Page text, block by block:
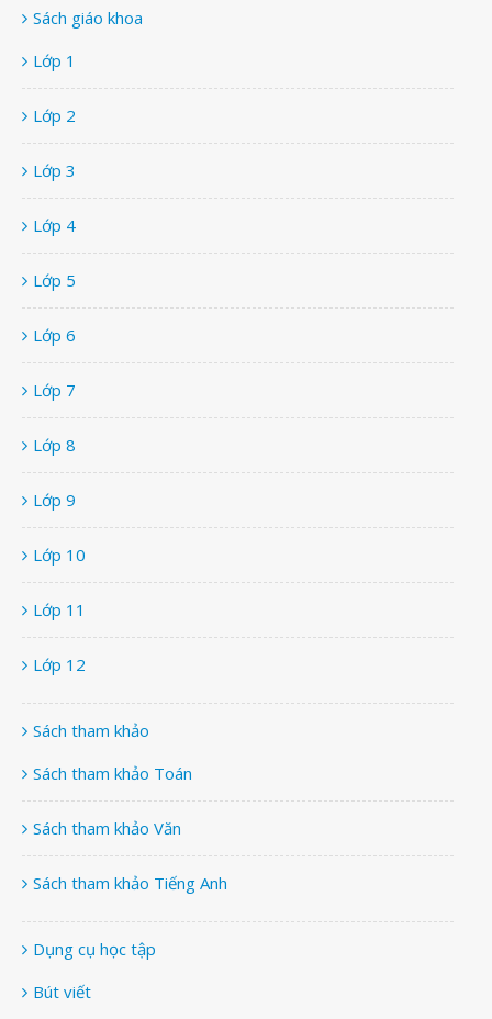
Sách giáo khoa
Lớp 1
Lớp 2
Lớp 3
Lớp 4
Lớp 5
Lớp 6
Lớp 7
Lớp 8
Lớp 9
Lớp 10
Lớp 11
Lớp 12
Sách tham khảo
Sách tham khảo Toán
Sách tham khảo Văn
Sách tham khảo Tiếng Anh
Dụng cụ học tập
Bút viết